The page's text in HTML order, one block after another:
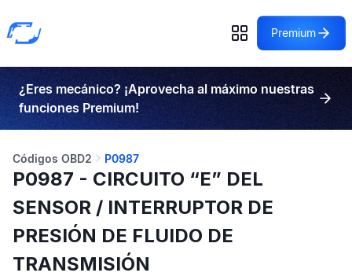
Premium
¿Eres mecánico? ¡Aprovecha al máximo nuestras
funciones Premium!
Códigos OBD2 P0987
P0987 - CIRCUITO “E” DEL
SENSOR / INTERRUPTOR DE
PRESIÓN DE FLUIDO DE
TRANSMISIÓN